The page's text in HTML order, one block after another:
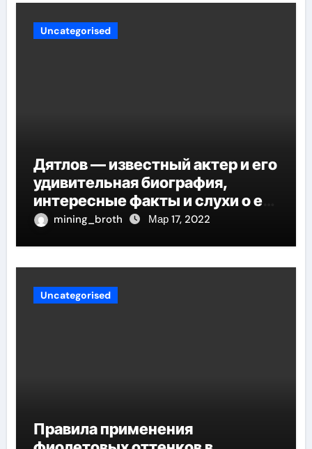
Uncategorised
Дятлов — известный актер и его
удивительная биография,
интересные факты и слухи о его
личной жизни
mining_broth Мар 17, 2022
Uncategorised
Правила применения